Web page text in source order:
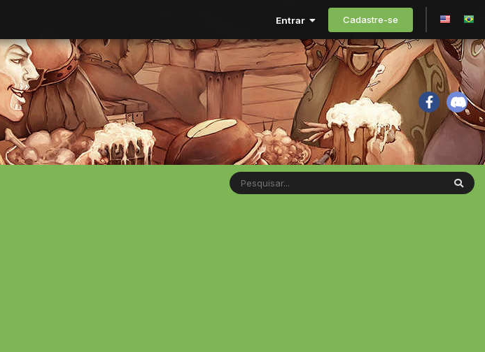
Entrar Cadastre-se